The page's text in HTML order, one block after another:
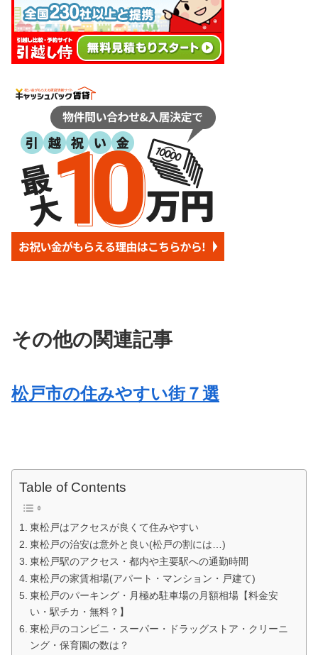
その他の関連記事
松戸市の住みやすい街７選
Table of Contents
東松戸はアクセスが良くて住みやすい
東松戸の治安は意外と良い(松戸の割には…)
東松戸駅のアクセス・都内や主要駅への通勤時間
東松戸の家賃相場(アパート・マンション・戸建て)
東松戸のパーキング・月極め駐車場の月額相場【料金安
い・駅チカ・無料？】
東松戸のコンビニ・スーパー・ドラッグストア・クリーニ
ング・保育園の数は？